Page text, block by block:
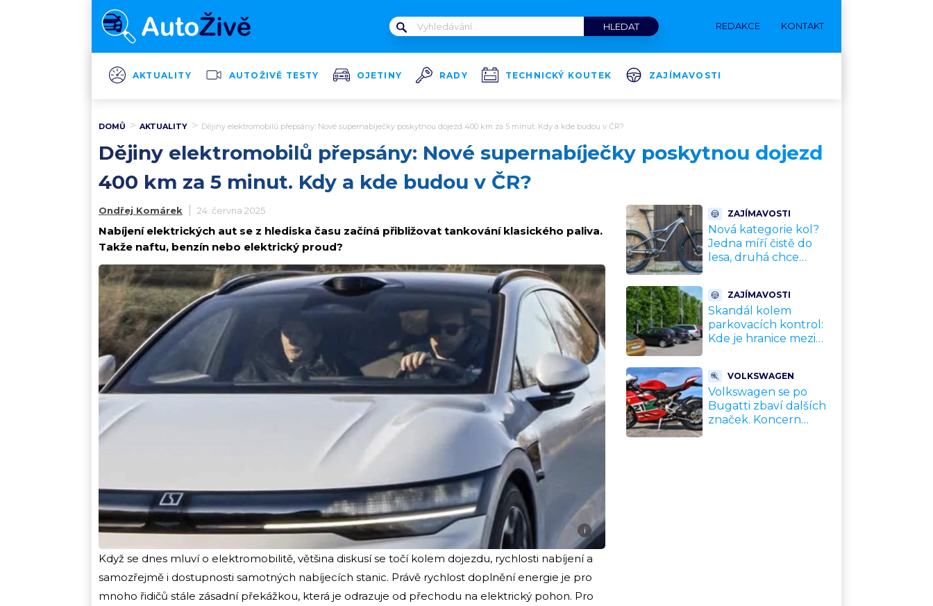
REDAKCE KONTAKT
AKTUALITY AUTOŽIVĚ TESTY OJETINY RADY TECHNICKÝ KOUTEK ZAJÍMAVOSTI
DOMŮ AKTUALITY Dějiny elektromobilů přepsány: Nové supernabíječky poskytnou dojezd 400 km za 5 minut. Kdy a kde budou v ČR?
Dějiny elektromobilů přepsány: Nové supernabíječky poskytnou dojezd
400 km za 5 minut. Kdy a kde budou v ČR?
Ondřej Komárek 24. června 2025
Nabíjení elektrických aut se z hlediska času začíná přibližovat tankování klasického paliva.
Takže naftu, benzín nebo elektrický proud?
i
Když se dnes mluví o elektromobilitě, většina diskusí se točí kolem dojezdu, rychlosti nabíjení a
samozřejmě i dostupnosti samotných nabíjecích stanic. Právě rychlost doplnění energie je pro
mnoho řidičů stále zásadní překážkou, která je odrazuje od přechodu na elektrický pohon. Pro
ZAJÍMAVOSTI
Nová kategorie kol?
Jedna míří čistě do
lesa, druhá chce
rozporuplné názory
ZAJÍMAVOSTI
Skandál kolem
parkovacích kontrol:
Kde je hranice mezi
výhoda, velký
problém
VOLKSWAGEN
Volkswagen se po
Bugatti zbaví dalších
značek. Koncern